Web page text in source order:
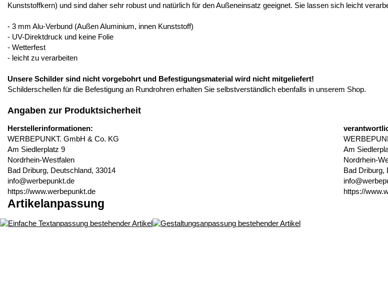
Kunststoffkern) und sind daher sehr robust und natürlich für den Außeneinsatz geeignet. Sie lassen sich leicht
- 3 mm Alu-Verbund (Außen Aluminium, innen Kunststoff)
- UV-Direktdruck und keine Folie
- Wetterfest
- leicht zu verarbeiten
Unsere Schilder sind nicht vorgebohrt und Befestigungsmaterial wird nicht mitgeliefert!
Schilderschellen für die Befestigung an Rundrohren erhalten Sie selbstverständlich ebenfalls in unserem Shop.
Angaben zur Produktsicherheit
Herstellerinformationen:
WERBEPUNKT. GmbH & Co. KG
Am Siedlerplatz 9
Nordrhein-Westfalen
Bad Driburg, Deutschland, 33014
info@werbepunkt.de
https://www.werbepunkt.de
Am
Nordrhein-
Bad Driburg,
https://
Artikelanpassung